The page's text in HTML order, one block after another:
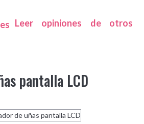
Leer opiniones de otros
pantalla LCD